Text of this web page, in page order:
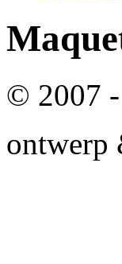
© 2007 -
ontwerp